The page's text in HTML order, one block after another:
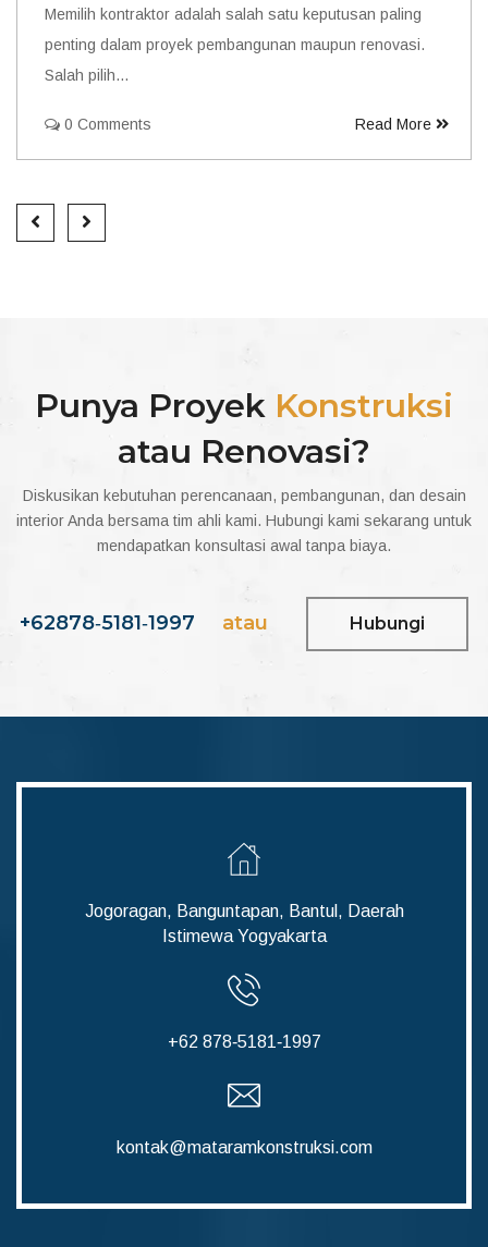
Memilih kontraktor adalah salah satu keputusan paling
penting dalam proyek pembangunan maupun renovasi.
Salah pilih…
0 Comments Read More
Punya Proyek Konstruksi
atau Renovasi?
Diskusikan kebutuhan perencanaan, pembangunan, dan desain
interior Anda bersama tim ahli kami. Hubungi kami sekarang untuk
mendapatkan konsultasi awal tanpa biaya.
‪+62878‑5181‑1997‬ atau Hubungi
Jogoragan, Banguntapan, Bantul, Daerah
Istimewa Yogyakarta
‪+62 878‑5181‑1997‬
kontak@mataramkonstruksi.com